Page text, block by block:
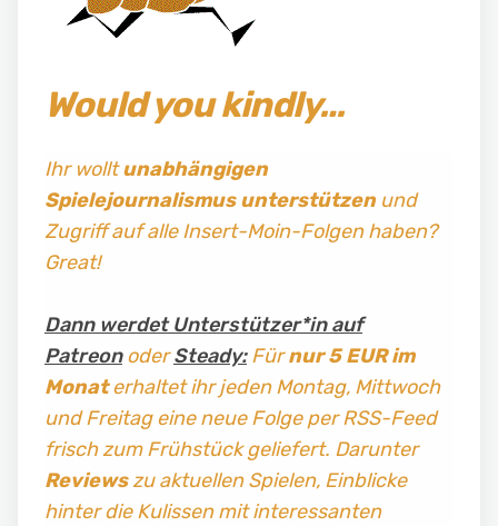
Would you kindly…
Ihr wolltunabhängigen
Spielejournalismus unterstützenund
Zugriff auf alle Insert-Moin-Folgen haben?
Great!
Dann werdet Unterstützer*in auf
PatreonoderSteady:Fürnur 5 EUR im
Monaterhaltet ihr jeden Montag, Mittwoch
und Freitag eine neue Folge per RSS-Feed
frisch zum Frühstück geliefert. Darunter
Reviewszu aktuellen Spielen, Einblicke
hinter die Kulissen mit interessanten